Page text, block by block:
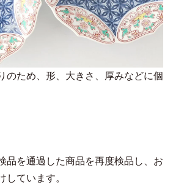
のため、形、大きさ、厚みなどに個
品を通過した商品を再度検品し、お
しています。